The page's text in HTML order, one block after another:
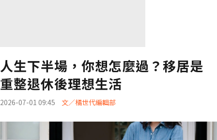
人生下半場，你想怎麼過？移居是
重整退休後理想生活
2026-07-01 09:45 文／橘世代編輯部